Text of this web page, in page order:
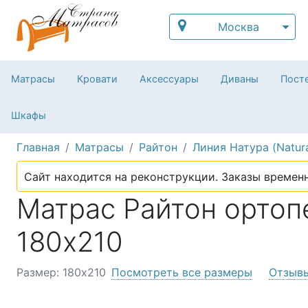
Москва
Матрасы Кровати Аксессуары Диваны
Шкафы
Главная Матрасы Райтон Линия Натура
Сайт находится на реконструкции. Заказы
Матрас Райтон
180х210
Размер: 180х210 Посмотреть все размеры